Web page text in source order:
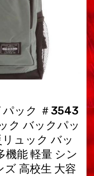
パック ＃3543
ク バックパッ
ュック バッ
機能 軽量 シン
高校生 大容